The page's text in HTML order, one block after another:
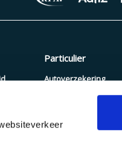
Particulier
Autoverzekering
Pakketverzekering
Zorgverzekering